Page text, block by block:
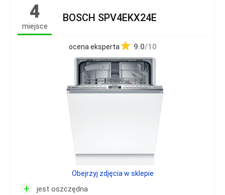
4
miejsce
BOSCH SPV4EKX24E
ocena eksperta 9.0/10
+ jest oszczędna
Obejrzyj zdjęcia w sklepie